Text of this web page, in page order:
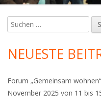
Haupt-
Seitenleiste
Suchen
nach:
NEUESTE
Forum „Gemeinsam
November 2025 von 11 bis